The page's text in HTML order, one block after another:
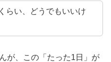
らい、どうでもいいけ
が、この「たった1日」が